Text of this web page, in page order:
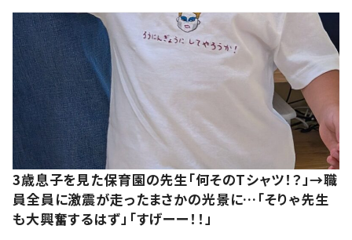
3歳息子を見た保育園の先生「何そのTシャツ！？」→職
員全員に激震が走ったまさかの光景に…「そりゃ先生
も大興奮するはず」「すげーー！！」